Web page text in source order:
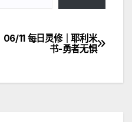
06/11 每日灵修｜耶利米
书-勇者无惧